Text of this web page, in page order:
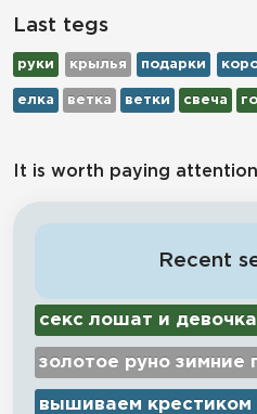
Last tegs
руки крылья подарки
елка ветка ветки свеча
It is worth paying attention
Recent
секс лошат и девочка
золотое руно зимние
вышиваем крестиком